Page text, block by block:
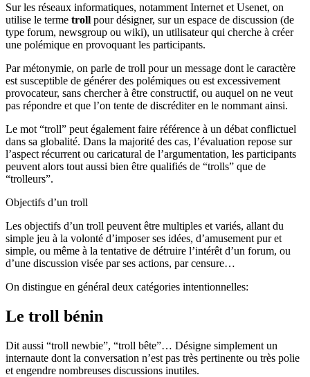
Sur les réseaux informatiques, notamment Internet et Usenet, on
utilise le terme troll pour désigner, sur un espace de discussion (de
type forum, newsgroup ou wiki), un utilisateur qui cherche à créer
une polémique en provoquant les participants.
Par métonymie, on parle de troll pour un message dont le caractère
est susceptible de générer des polémiques ou est excessivement
provocateur, sans chercher à être constructif, ou auquel on ne veut
pas répondre et que l’on tente de discréditer en le nommant ainsi.
Le mot “troll” peut également faire référence à un débat conflictuel
dans sa globalité. Dans la majorité des cas, l’évaluation repose sur
l’aspect récurrent ou caricatural de l’argumentation, les participants
peuvent alors tout aussi bien être qualifiés de “trolls” que de
“trolleurs”.
Objectifs d’un troll
Les objectifs d’un troll peuvent être multiples et variés, allant du
simple jeu à la volonté d’imposer ses idées, d’amusement pur et
simple, ou même à la tentative de détruire l’intérêt d’un forum, ou
d’une discussion visée par ses actions, par censure…
On distingue en général deux catégories intentionnelles:
Le troll bénin
Dit aussi “troll newbie”, “troll bête”… Désigne simplement un
internaute dont la conversation n’est pas très pertinente ou très polie
et engendre nombreuses discussions inutiles.